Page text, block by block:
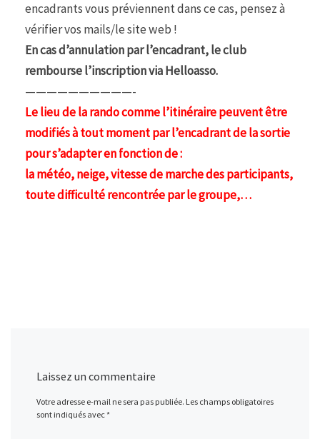
encadrants vous préviennent dans ce cas, pensez à
vérifier vos mails/le site web !
En cas d’annulation par l’encadrant, le club
rembourse l’inscription via Helloasso.
——————————-
Le lieu de la rando comme l’itinéraire peuvent être
modifiés à tout moment par l’encadrant de la sortie
pour s’adapter en fonction de :
la météo, neige, vitesse de marche des participants,
toute difficulté rencontrée par le groupe,…
Laissez un commentaire
Votre adresse e-mail ne sera pas publiée. Les champs obligatoires
sont indiqués avec*